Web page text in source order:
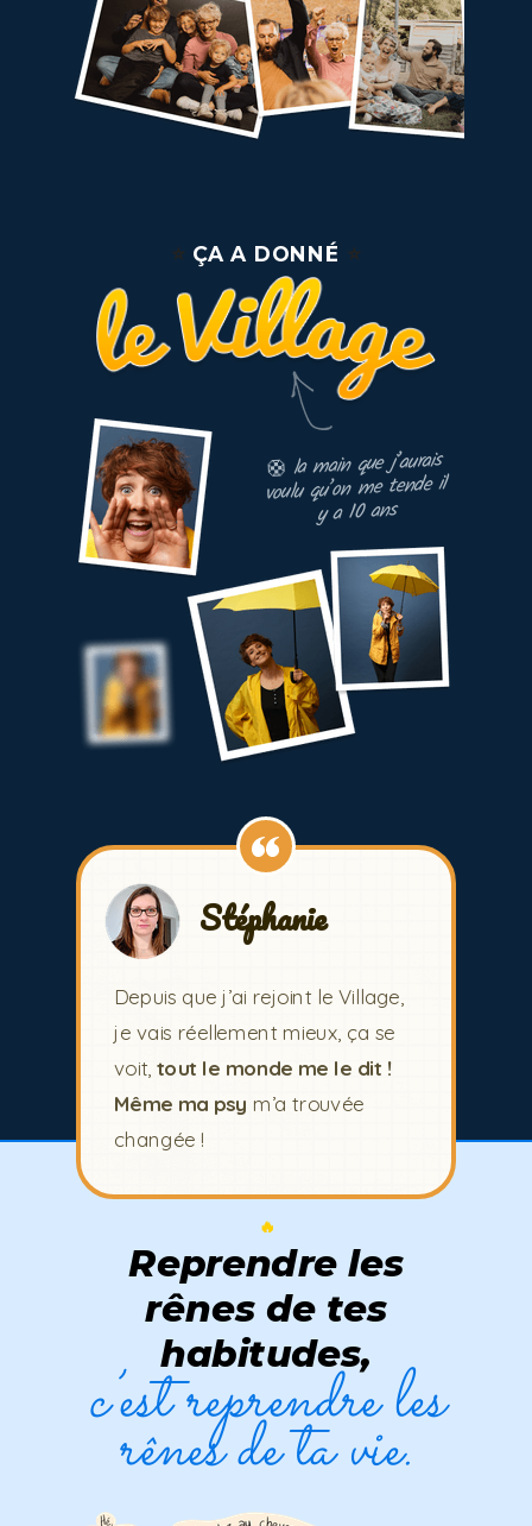
⭐️ ÇA A DONNÉ ⭐️
🛟la main que j’aurais
voulu qu’on me tende il
y a 10 ans
Stéphanie
Depuis que j’ai rejoint le Village,
je vais réellement mieux, ça se
voit, tout le monde me le dit !
Même ma psy m’a trouvée
changée !
Reprendre les
rênes de tes
habitudes,
c’est reprendre les
rênes de ta vie.
🔥